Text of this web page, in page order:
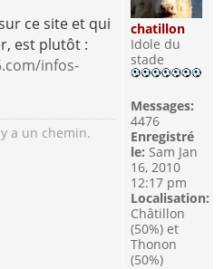
ce site et qui
est plutôt :
infos-
a un chemin.
chatillon
Idole du
stade
Messages:
4476
Enregistré
le: Sam Jan
16, 2010
12:17 pm
Localisation:
Châtillon
(50%) et
Thonon
(50%)